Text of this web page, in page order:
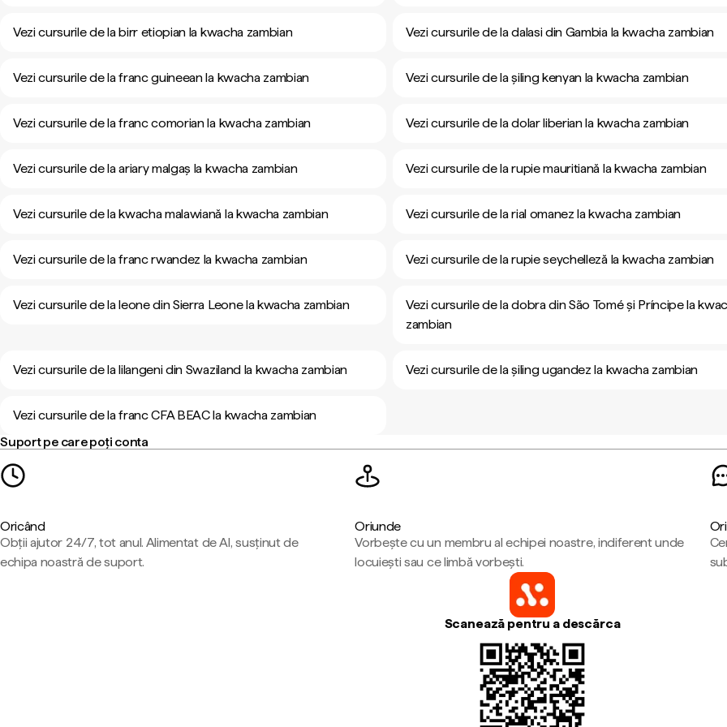
Vezi cursurile de la birr etiopian la kwacha zambian Vezi cursurile de la dalasi din Gambia la kwacha zambian
Vezi cursurile de la franc guineean la kwacha zambian Vezi cursurile de la șiling kenyan la kwacha zambian
Vezi cursurile de la franc comorian la kwacha zambian Vezi cursurile de la dolar liberian la kwacha zambian
Vezi cursurile de la ariary malgaș la kwacha zambian Vezi cursurile de la rupie mauritiană la kwacha zambian
Vezi cursurile de la kwacha malawiană la kwacha zambian Vezi cursurile de la rial omanez la kwacha zambian
Vezi cursurile de la franc rwandez la kwacha zambian Vezi cursurile de la rupie seychelleză la kwacha zambian
Vezi cursurile de la leone din Sierra Leone la kwacha zambian
Vezi cursurile de la dobra din São Tomé și Príncipe la
zambian
Vezi cursurile de la lilangeni din Swaziland la kwacha zambian Vezi cursurile de la șiling ugandez la kwacha zambian
Vezi cursurile de la franc CFA BEAC la kwacha zambian
Suport pe care poți conta
Oricând
Obții ajutor 24/7, tot anul. Alimentat de AI, susținut de
echipa noastră de suport.
Oriunde
Vorbește cu un membru al echipei noastre, indiferent unde
locuiești sau ce limbă vorbești.
Scanează pentru a descărca